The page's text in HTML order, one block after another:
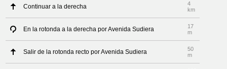
Continuar a la derecha
4
km
En la rotonda a la derecha por Avenida Sudiera
17
m
Salir de la rotonda recto por Avenida Sudiera
50
m